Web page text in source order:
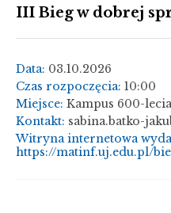
III Bieg w dobrej
Data: 03.10.2026
Czas rozpoczęcia: 10:00
Miejsce: Kampus 600-
Kontakt: sabina.batko-
Witryna internetowa
https://matinf.uj.edu.pl/